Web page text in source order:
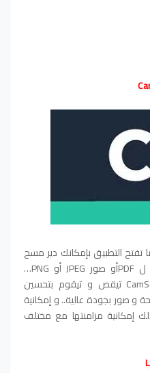
التطبيق بإمكانك دير مسح
لأي وتيقة و هو تيقوم بتحولها ل PDFأو صور JPEG أو PNG…
بالإضافة لهادشي تطبيق CamScanner تيقص و تيقوم بتحسين
و صور بجودة عالية.. و إمكانية
إمكانية مزامنتها مع مختلف